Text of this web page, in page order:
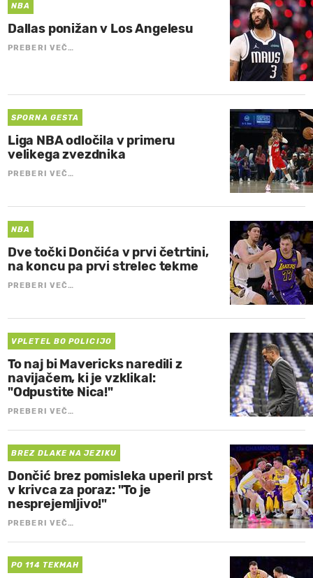
NBA
Dallas ponižan v Los Angelesu
PREBERI VEČ…
SPORNA GESTA
Liga NBA odločila v primeru
velikega zvezdnika
PREBERI VEČ…
NBA
Dve točki Dončića v prvi četrtini,
na koncu pa prvi strelec tekme
PREBERI VEČ…
VPLETEL BO POLICIJO
To naj bi Mavericks naredili z
navijačem, ki je vzklikal:
"Odpustite Nica!"
PREBERI VEČ…
BREZ DLAKE NA JEZIKU
Dončić brez pomisleka uperil prst
v krivca za poraz: "To je
nesprejemljivo!"
PREBERI VEČ…
PO 114 TEKMAH